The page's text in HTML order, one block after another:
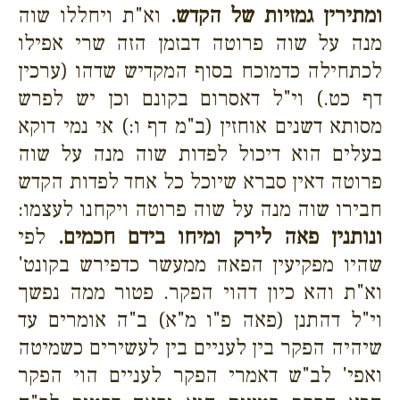
ומתירין גמזיות של הקדש. וא"ת ויחללו שוה
מנה על שוה פרוטה דבזמן הזה שרי אפילו
לכתחילה כדמוכח בסוף המקדיש שדהו (ערכין
דף כט.) וי"ל דאסרום בקונם וכן יש לפרש
מסותא דשנים אוחזין (ב"מ דף ו:) אי נמי דוקא
בעלים הוא דיכול לפדות שוה מנה על שוה
פרוטה דאין סברא שיוכל כל אחד לפדות הקדש
חבירו שוה מנה על שוה פרוטה ויקחנו לעצמו:
ונותנין פאה לירק ומיחו בידם חכמים. לפי
שהיו מפקיעין הפאה ממעשר כדפירש בקונט'
וא"ת והא כיון דהוי הפקר. פטור ממה נפשך
וי"ל דהתנן (פאה פ"ו מ"א) ב"ה אומרים עד
שיהיה הפקר בין לעניים בין לעשירים כשמיטה
ואפי' לב"ש דאמרי הפקר לעניים הוי הפקר